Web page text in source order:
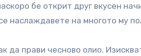
бе открит друг вкусен
наслаждавете на многото му
да прави чесново олио.